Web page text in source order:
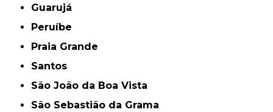
Guarujá
Peruíbe
Praia Grande
Santos
São João da Boa Vista
São Sebastião da Grama